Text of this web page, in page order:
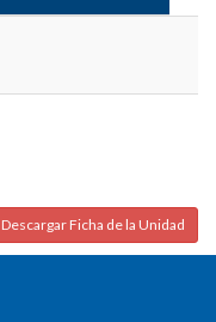
Descargar Ficha de la Unidad